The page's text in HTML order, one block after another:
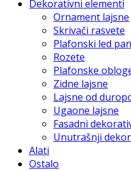
Dekorativni elementi
Ornament lajsne
Skrivači rasvete
Plafonski led
Rozete
Plafonske
Zidne lajsne
Lajsne od
Ugaone lajsne
Fasadni
Unutrašnji
Alati
Ostalo